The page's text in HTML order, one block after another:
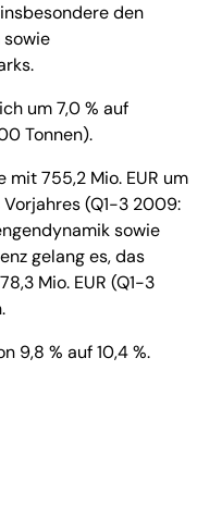
den
sowie
um 7,0 % auf
Tonnen).
755,2 Mio. EUR um
(Q1-3 2009:
sowie
gelang es, das
Mio. EUR (Q1-3
9,8 % auf 10,4 %.